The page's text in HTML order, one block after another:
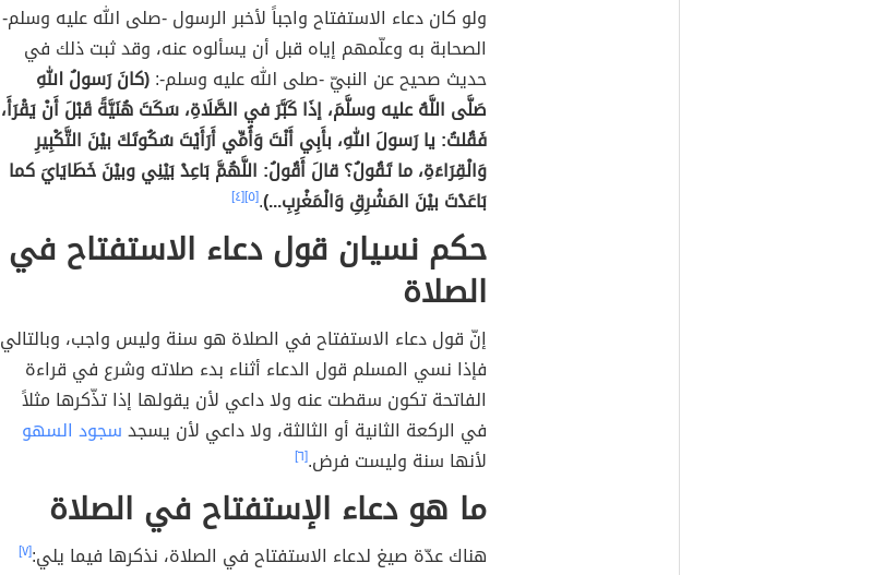
ولو كان دعاء الاستفتاح واجباً لأخبر الرسول -صلى الله عليه وسلم-
الصحابة به وعلّمهم إياه قبل أن يسألوه عنه، وقد ثبت ذلك في
حديث صحيح عن النبيّ -صلى الله عليه وسلم-:(كانَ رَسولُ اللهِ
صَلَّى اللَّهُ عليه وسلَّمَ، إذَا كَبَّرَ في الصَّلَاةِ، سَكَتَ هُنَيَّةً قَبْلَ أَنْ يَقْرَأَ،
فَقُلتُ: يا رَسولَ اللهِ، بأَبِي أَنْتَ وَأُمِّي أَرَأَيْتَ سُكُوتَكَ بيْنَ التَّكْبِيرِ
وَالْقِرَاءَةِ، ما تَقُولُ؟ قالَ أَقُولُ: اللَّهُمَّ بَاعِدْ بَيْنِي وبيْنَ خَطَايَايَ كما
بَاعَدْتَ بيْنَ المَشْرِقِ وَالْمَغْرِبِ...).[٥] [٤]
حكم نسيان قول دعاء الاستفتاح في
الصلاة
إنّ قول دعاء الاستفتاح في الصلاة هو سنة وليس واجب، وبالتالي
فإذا نسي المسلم قول الدعاء أثناء بدء صلاته وشرع في قراءة
الفاتحة تكون سقطت عنه ولا داعي لأن يقولها إذا تذّكرها مثلاً
في الركعة الثانية أو الثالثة، ولا داعي لأن يسجدسجود السهو
لأنها سنة وليست فرض.[٦]
ما هو دعاء الإستفتاح في الصلاة
هناك عدّة صيغ لدعاء الاستفتاح في الصلاة، نذكرها فيما يلي:[٧]